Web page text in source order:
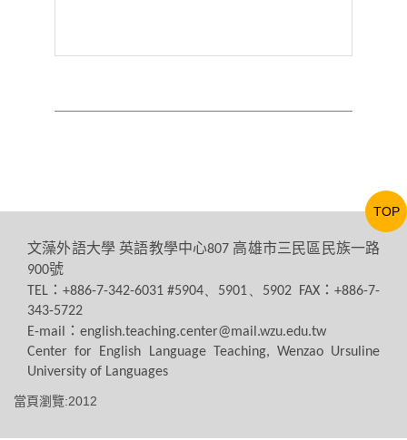
文藻外語大學 英語教學中心807 高雄市三民區民族一路
900號
TEL ：+886-7-342-6031 #5904、5901、5902 FAX：+886-7-
343-5722
E-mail ： english.teaching.center@mail.wzu.edu.tw
Center for English Language Teaching, Wenzao Ursuline
University of Languages
當頁瀏覽:2012
TOP